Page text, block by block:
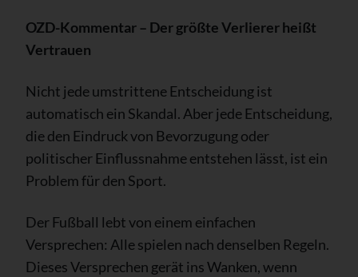
OZD-Kommentar – Der größte Verlierer heißt
Vertrauen
Nicht jede umstrittene Entscheidung ist
automatisch ein Skandal. Aber jede Entscheidung,
die den Eindruck von Bevorzugung oder
politischer Einflussnahme entstehen lässt, ist ein
Problem für den Sport.
Der Fußball lebt von einem einfachen
Versprechen: Alle spielen nach denselben Regeln.
Dieses Versprechen gerät ins Wanken, wenn